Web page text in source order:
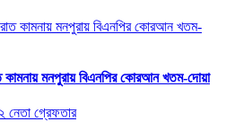
কামনায় মনপুরায় বিএনপির কোরআন খতম-দোয়া